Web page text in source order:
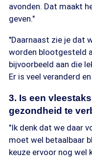
avonden. Dat maakt
geven."
"Daarnaast zie je dat
worden blootgesteld
bijvoorbeeld aan die
Er is veel veranderd
3. Is een
gezondheid te
"Ik denk dat we daar
moet wel betaalbaar
keuze ervoor nog wel